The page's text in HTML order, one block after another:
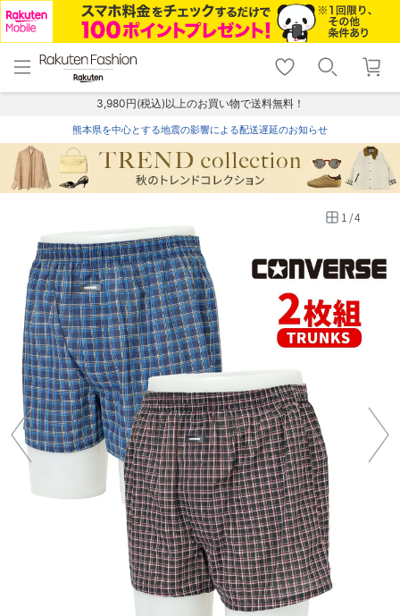
menu home
トップ
shopping_cart lock_outline
ログイン
3,980円(税込)以上のお買い物で送料無料！
熊本県を中心とする地震の影響による配送遅延のお知らせ
1 /4